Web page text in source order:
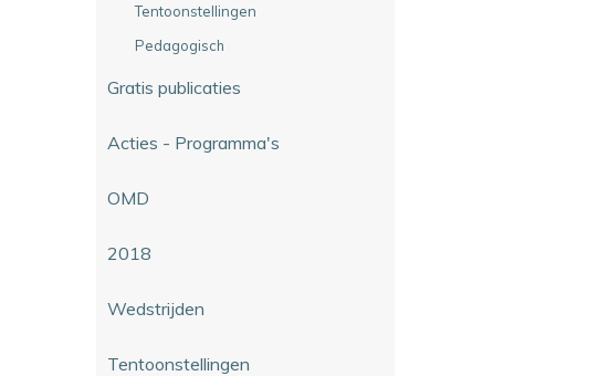
Tentoonstellingen
Pedagogisch
Gratis publicaties
Acties - Programma's
OMD
2018
Wedstrijden
Tentoonstellingen